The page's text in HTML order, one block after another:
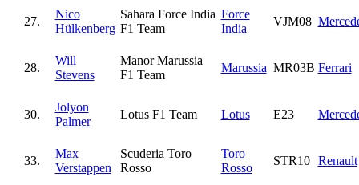
27.
Nico
Hülkenberg
Sahara Force India
F1 Team
Force
India
VJM08
28.
Will
Stevens
Manor Marussia
F1 Team
Marussia MR03B Ferrari
30.
Jolyon
Palmer
Lotus F1 Team Lotus E23
33.
Max
Verstappen
Scuderia Toro
Rosso
Toro
Rosso
STR10 Renault